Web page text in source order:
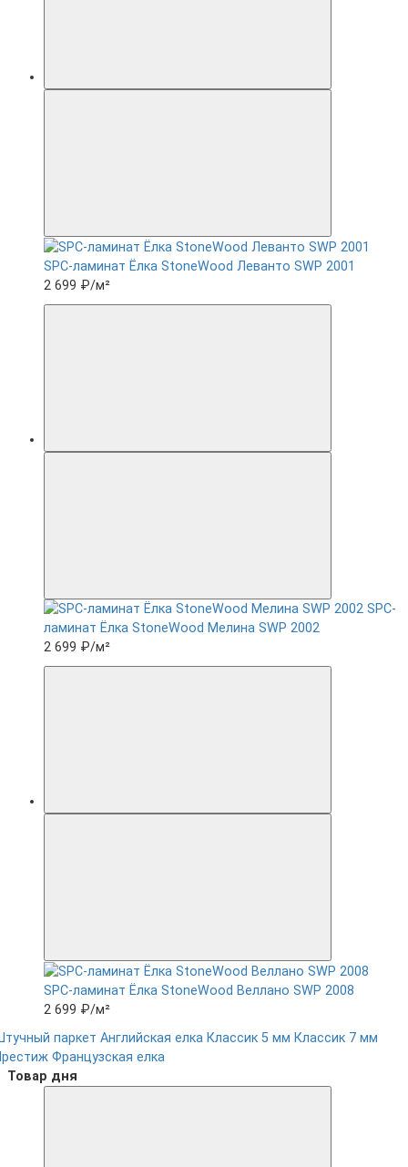
SPC-ламинат Ëлка StoneWood Леванто SWP 2001
2 699 ₽/м²
SPC-
ламинат Ëлка StoneWood Мелина SWP 2002
2 699 ₽/м²
SPC-ламинат Ëлка StoneWood Веллано SWP 2008
2 699 ₽/м²
паркет Английская елка Классик 5 мм Классик 7 мм
Французская елка
Товар дня